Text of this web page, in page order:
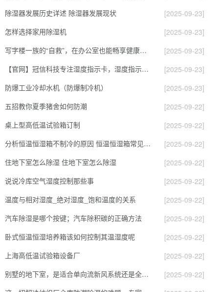
除湿器发展历史详述 除湿器发展现状
[2025-09-23]
怎样选择家用除湿机
[2025-09-23]
写字楼一族的“自救”，在办公室也能畅享健康新风！
[2025-09-23]
【官网】冠信科技专注湿度指示卡，湿度指示器，干燥剂等防潮防护包装耗材十六年
[2025-09-23]
防爆工业冷却水机（防爆制冷机）
[2025-09-23]
五招教你夏季猪舍如何防潮
[2025-09-22]
桌上型高低温试验箱订制
[2025-09-22]
分析恒温恒湿箱不制冷的原因 恒温恒湿箱常见问题解决方法
[2025-09-22]
住地下室怎么除湿 住地下室怎么除湿
[2025-09-22]
说说冷库空气湿度控制那些事
[2025-09-22]
温度与相对湿度_绝对湿度_饱和温度的关系
[2025-09-22]
汽车除湿是哪个按键；汽车除积碳的正确方法
[2025-09-22]
卧式恒温恒湿培养箱该如何控制其温湿度呢
[2025-09-22]
上海高低温试验箱设备厂
[2025-09-22]
别墅的地下室，是适合单向流新风系统还是全热交换双向流新风系统？
[2025-09-22]